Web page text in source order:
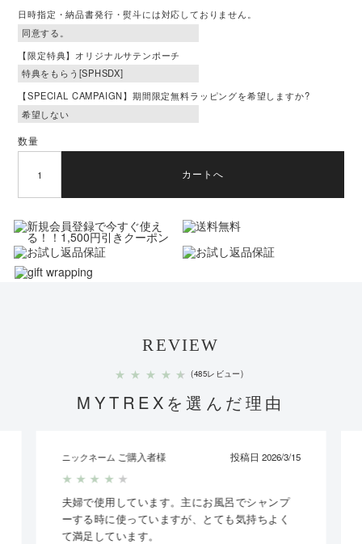
日時指定・納品書発行・熨斗には対応しておりません。
【限定特典】オリジナルサテンポーチ
【SPECIAL CAMPAIGN】期間限定無料ラッピングを希望しますか?
数量
カートへ
REVIEW
★ ★ ★ ★ ★ (485レビュー)
MYTREXを選んだ理由
ニックネーム ご購入者様 投稿日 2026/3/15
★ ★ ★ ★ ★
夫婦で使用しています。主にお風呂でシャンプ
ーする時に使っていますが、とても気持ちよく
て満足しています。
のご注意」をよくお読みのうえ、正しく安全にお使いください。
× 閉じる